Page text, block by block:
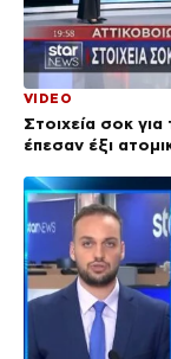
VIDEO
Στοιχεία σοκ
έπεσαν έξι